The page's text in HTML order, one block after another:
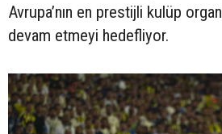
Avrupa’nın en prestijli kulüp
devam etmeyi hedefliyor.